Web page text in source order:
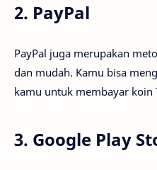
2. PayPal
PayPal juga merupakan
dan mudah. Kamu bisa
kamu untuk membayar koin
3. Google Play